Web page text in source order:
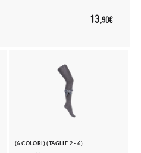
13,90€
(6 COLORI) (TAGLIE 2 - 6)